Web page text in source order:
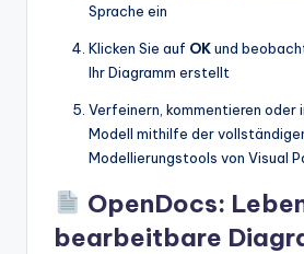
Sprache ein
Klicken Sie auf OKund
Ihr Diagramm erstellt
Verfeinern, kommentieren oder
Modell mithilfe der
Modellierungstools von Visual
OpenDocs:
bearbeitbare